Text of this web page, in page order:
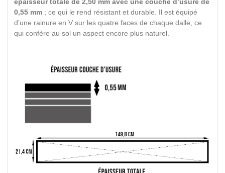
épaisseur totale de 2,50 mm avec une couche d’usure de
0,55 mm ; ce qui le rend résistant et durable. Il est équipé
d’une rainure en V sur les quatre faces de chaque dalle, ce
qui confère au sol un aspect encore plus naturel.